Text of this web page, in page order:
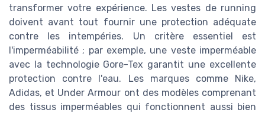
transformer votre expérience. Les vestes de running
doivent avant tout fournir une protection adéquate
contre les intempéries. Un critère essentiel est
l'imperméabilité ; par exemple, une veste imperméable
avec la technologie Gore-Tex garantit une excellente
protection contre l'eau. Les marques comme Nike,
Adidas, et Under Armour ont des modèles comprenant
des tissus imperméables qui fonctionnent aussi bien